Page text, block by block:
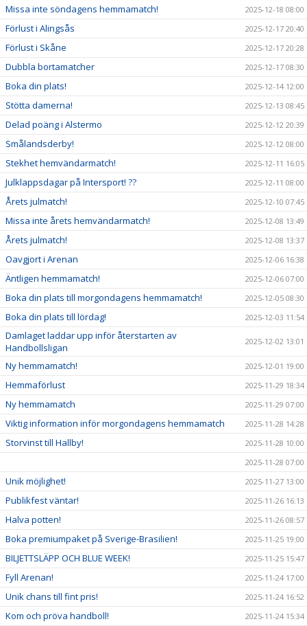
Missa inte söndagens hemmamatch! 2025-12-18 08:00
Förlust i Alingsås 2025-12-17 20:40
Förlust i Skåne 2025-12-17 20:28
Dubbla bortamatcher 2025-12-17 08:30
Boka din plats! 2025-12-14 12:00
Stötta damerna! 2025-12-13 08:45
Delad poäng i Alstermo 2025-12-12 20:39
Smålandsderby! 2025-12-12 08:00
Stekhet hemvändarmatch! 2025-12-11 16:05
Julklappsdagar på Intersport! ?? 2025-12-11 08:00
Årets julmatch! 2025-12-10 07:45
Missa inte årets hemvändarmatch! 2025-12-08 13:49
Årets julmatch! 2025-12-08 13:37
Oavgjort i Arenan 2025-12-06 16:38
Äntligen hemmamatch! 2025-12-06 07:00
Boka din plats till morgondagens hemmamatch! 2025-12-05 08:30
Boka din plats till lördag! 2025-12-03 11:54
Damlaget laddar upp inför återstarten av
Handbollsligan
2025-12-02 13:01
Ny hemmamatch! 2025-12-01 19:00
Hemmaförlust 2025-11-29 18:34
Ny hemmamatch 2025-11-29 07:00
Viktig information inför morgondagens hemmamatch 2025-11-28 14:28
Storvinst till Hallby!
2025-11-28 10:00
2025-11-28 07:00
Unik möjlighet! 2025-11-27 13:00
Publikfest väntar! 2025-11-26 16:13
Halva potten! 2025-11-26 08:57
Boka premiumpaket på Sverige-Brasilien! 2025-11-25 19:00
BILJETTSLÄPP OCH BLUE WEEK! 2025-11-25 15:47
Fyll Arenan! 2025-11-24 17:00
Unik chans till fint pris! 2025-11-24 16:52
Kom och pröva handboll! 2025-11-24 15:34